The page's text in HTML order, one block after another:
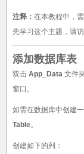
注释： 在本教程中，
先学习这个主题，请
添加数据库表
双击 App_Data 文件
窗口。
如需在数据库中创建
Table。
创建如下的列：